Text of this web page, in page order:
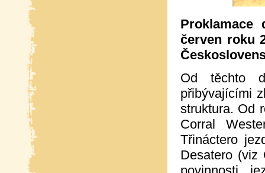
Proklamace
červen roku
Od těchto
přibývajícími
struktura. Od
Corral
Třináctero
Desatero (viz